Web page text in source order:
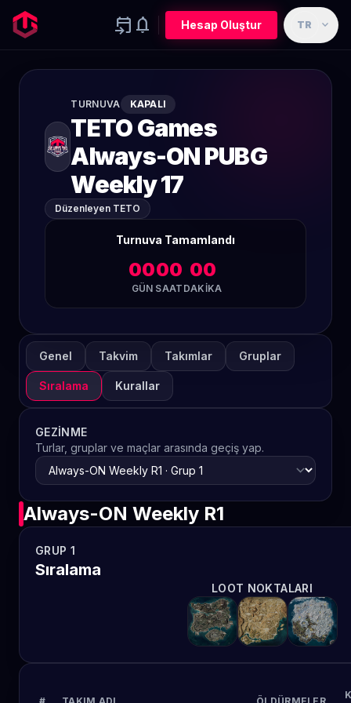
event_upcoming notifications Hesap Oluştur TR expand_more
TURNUVA KAPALI
TETO Games
Always-ON PUBG
Weekly 17
Düzenleyen TETO
Turnuva Tamamlandı
00
GÜN
00
SAAT
00
DAKIKA
Genel Takvim Takımlar Gruplar
Sıralama Kurallar
GEZINME
Turlar, gruplar ve maçlar arasında geçiş yap.
Always-ON Weekly R1
GRUP 1
Sıralama
LOOT NOKTALARI